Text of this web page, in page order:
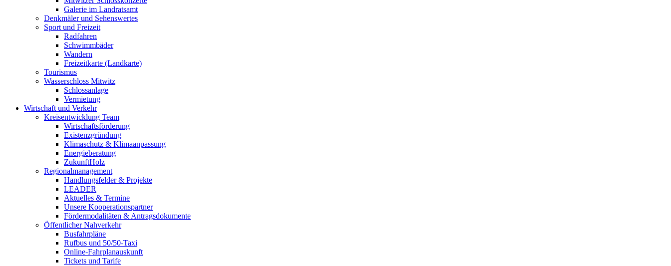
Galerie im Landratsamt
Denkmäler und Sehenswertes
Sport und Freizeit
Radfahren
Schwimmbäder
Wandern
Freizeitkarte (Landkarte)
Tourismus
Wasserschloss Mitwitz
Schlossanlage
Vermietung
Wirtschaft und Verkehr
Kreisentwicklung Team
Wirtschaftsförderung
Existenzgründung
Klimaschutz & Klimaanpassung
Energieberatung
ZukunftHolz
Regionalmanagement
Handlungsfelder & Projekte
LEADER
Aktuelles & Termine
Unsere Kooperationspartner
Fördermodalitäten & Antragsdokumente
Öffentlicher Nahverkehr
Busfahrpläne
Rufbus und 50/50-Taxi
Online-Fahrplanauskunft
Tickets und Tarife